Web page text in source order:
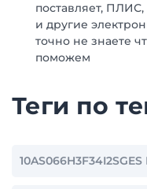
поставляет,
и другие
точно не знаете
поможем
Теги по